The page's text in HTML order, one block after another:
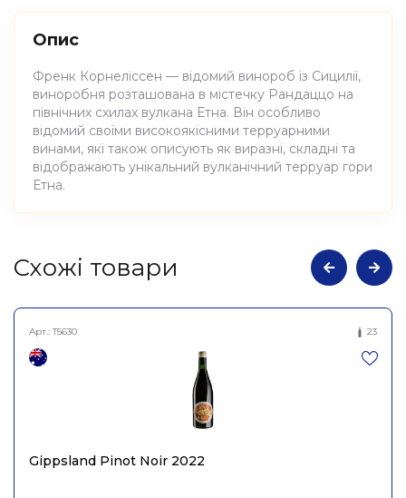
Опис
Френк Корнеліссен — відомий винороб із Сицилії,
виноробня розташована в містечку Рандаццо на
північних схилах вулкана Етна. Він особливо
відомий своїми високоякісними терруарними
винами, які також описують як виразні, складні та
відображають унікальний вулканічний терруар гори
Етна.
Атрибути
натуральне сухе червоне
Мунжебель МС 2020,
Frank Cornelissen 0,75л
Cхожі товари
Арт.:T5630 23
Gippsland Pinot Noir 2022